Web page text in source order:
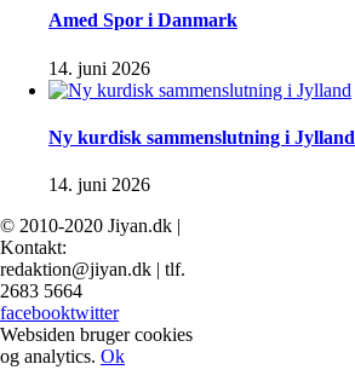
Amed Spor i Danmark
14. juni 2026
Ny kurdisk sammenslutning i Jylland
14. juni 2026
© 2010-2020 Jiyan.dk |
Kontakt:
redaktion@jiyan.dk | tlf.
2683 5664
facebooktwitter
Websiden bruger cookies
og analytics. Ok